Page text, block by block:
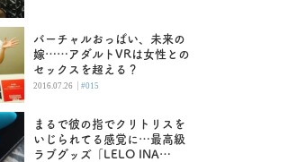
バーチャルおっぱい、未来の
嫁……アダルトVRは女性との
セックスを超える？
2016.07.26 | #015
まるで彼の指でクリトリスを
いじられてる感覚に…最高級
ラブグッズ「LELO INA